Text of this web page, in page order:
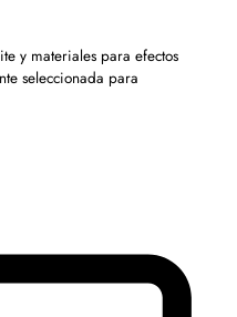
y materiales para efectos
seleccionada para